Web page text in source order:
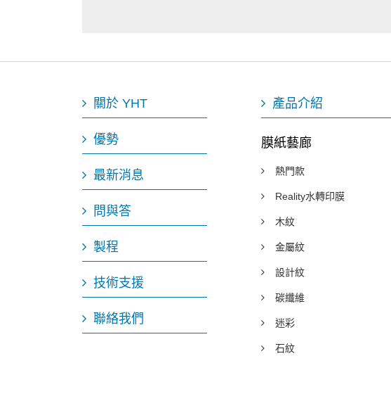
關於 YHT
優勢
最新消息
問與答
製程
技術支援
聯絡我們
產品介紹
膜紙藝廊
熱門款
Reality水轉印膜
木紋
金屬紋
設計紋
碳纖維
迷彩
石紋